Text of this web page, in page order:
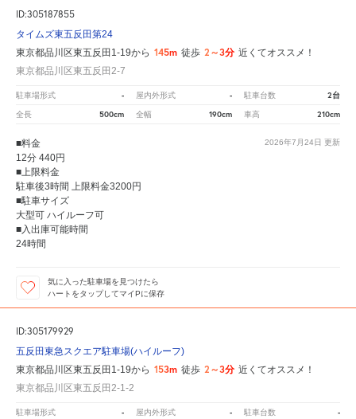
ID:305187855
タイムズ東五反田第24
東京都品川区東五反田1-19から 145m 徒歩 2～3分 近くてオススメ！
東京都品川区東五反田2-7
駐車場形式 - 屋内外形式 - 駐車台数 2台
全長 500cm 全幅 190cm 車高 210cm
2026年7月24日 更新
■料金
12分 440円
■上限料金
駐車後3時間 上限料金3200円
■駐車サイズ
大型可 ハイルーフ可
■入出庫可能時間
24時間
気に入った駐車場を見つけたら
ハートをタップしてマイPに保存
ID:305179929
五反田東急スクエア駐車場(ハイルーフ)
東京都品川区東五反田1-19から 153m 徒歩 2～3分 近くてオススメ！
東京都品川区東五反田2-1-2
駐車場形式 - 屋内外形式 - 駐車台数 -